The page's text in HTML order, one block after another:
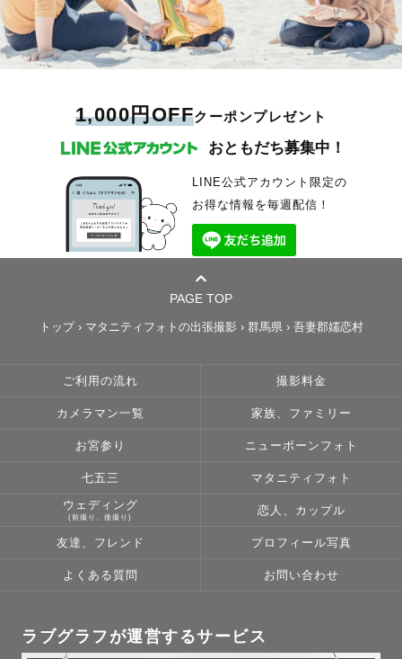
1,000円OFFクーポンプレゼント
おともだち募集中！
LINE公式アカウント限定の
お得な情報を毎週配信！
PAGE TOP
トップ› マタニティフォトの出張撮影 › 群馬県› 吾妻郡嬬恋村
ご利用の流れ 撮影料金
カメラマン一覧 家族、ファミリー
お宮参り ニューボーンフォト
七五三 マタニティフォト
ウェディング
(前撮り、後撮り)
恋人、カップル
友達、フレンド プロフィール写真
よくある質問 お問い合わせ
ラブグラフが運営するサービス